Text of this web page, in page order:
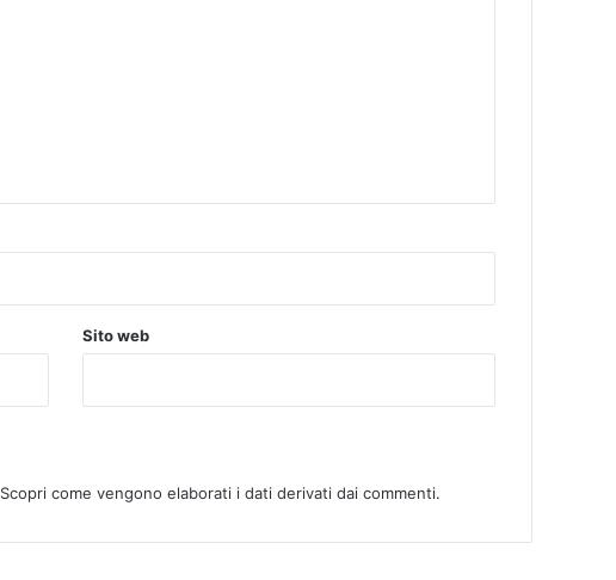
Sito web
Scopri come vengono elaborati i dati derivati dai commenti.